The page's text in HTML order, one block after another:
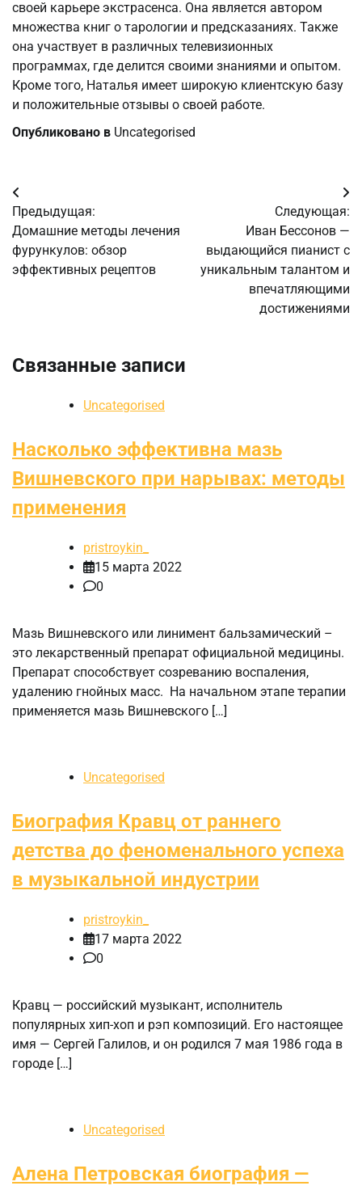
своей карьере экстрасенса. Она является автором
множества книг о тарологии и предсказаниях. Также
она участвует в различных телевизионных
программах, где делится своими знаниями и опытом.
Кроме того, Наталья имеет широкую клиентскую базу
и положительные отзывы о своей работе.
Опубликовано в Uncategorised
Навигация
по
записям
Предыдущая:
Домашние методы лечения
фурункулов: обзор
эффективных рецептов
Следующая:
Иван Бессонов —
выдающийся пианист с
уникальным талантом и
впечатляющими
достижениями
Связанные записи
Uncategorised
Насколько эффективна мазь
Вишневского при нарывах: методы
применения
pristroykin_
15 марта 2022
0
Мазь Вишневского или линимент бальзамический –
это лекарственный препарат официальной медицины.
Препарат способствует созреванию воспаления,
удалению гнойных масс. На начальном этапе терапии
применяется мазь Вишневского […]
Uncategorised
Биография Кравц от раннего
детства до феноменального успеха
в музыкальной индустрии
pristroykin_
17 марта 2022
0
Кравц — российский музыкант, исполнитель
популярных хип-хоп и рэп композиций. Его настоящее
имя — Сергей Галилов, и он родился 7 мая 1986 года в
городе […]
Uncategorised
Алена Петровская биография —